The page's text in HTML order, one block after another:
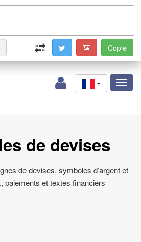
de devises
de devises, symboles d’argent et
paiements et textes financiers